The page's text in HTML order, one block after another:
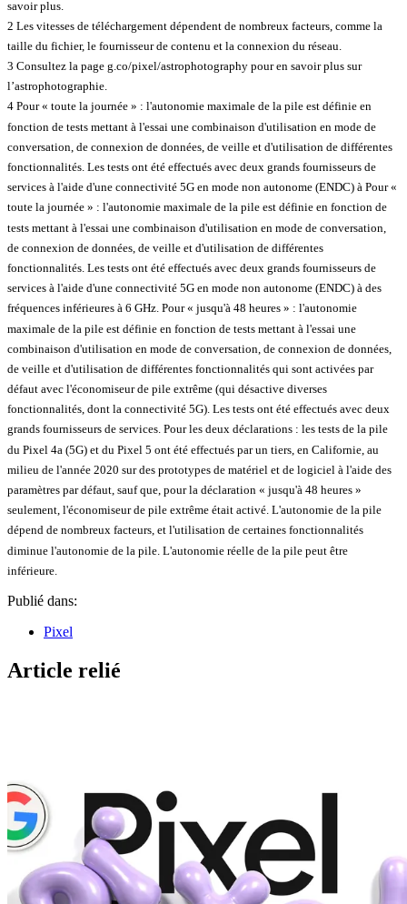
savoir plus.
2 Les vitesses de téléchargement dépendent de nombreux facteurs, comme la
taille du fichier, le fournisseur de contenu et la connexion du réseau.
3 Consultez la page g.co/pixel/astrophotography pour en savoir plus sur
l’astrophotographie.
4 Pour « toute la journée » : l'autonomie maximale de la pile est définie en
fonction de tests mettant à l'essai une combinaison d'utilisation en mode de
conversation, de connexion de données, de veille et d'utilisation de différentes
fonctionnalités. Les tests ont été effectués avec deux grands fournisseurs de
services à l'aide d'une connectivité 5G en mode non autonome (ENDC) à Pour «
toute la journée » : l'autonomie maximale de la pile est définie en fonction de
tests mettant à l'essai une combinaison d'utilisation en mode de conversation,
de connexion de données, de veille et d'utilisation de différentes
fonctionnalités. Les tests ont été effectués avec deux grands fournisseurs de
services à l'aide d'une connectivité 5G en mode non autonome (ENDC) à des
fréquences inférieures à 6 GHz. Pour « jusqu'à 48 heures » : l'autonomie
maximale de la pile est définie en fonction de tests mettant à l'essai une
combinaison d'utilisation en mode de conversation, de connexion de données,
de veille et d'utilisation de différentes fonctionnalités qui sont activées par
défaut avec l'économiseur de pile extrême (qui désactive diverses
fonctionnalités, dont la connectivité 5G). Les tests ont été effectués avec deux
grands fournisseurs de services. Pour les deux déclarations : les tests de la pile
du Pixel 4a (5G) et du Pixel 5 ont été effectués par un tiers, en Californie, au
milieu de l'année 2020 sur des prototypes de matériel et de logiciel à l'aide des
paramètres par défaut, sauf que, pour la déclaration « jusqu'à 48 heures »
seulement, l'économiseur de pile extrême était activé. L'autonomie de la pile
dépend de nombreux facteurs, et l'utilisation de certaines fonctionnalités
diminue l'autonomie de la pile. L'autonomie réelle de la pile peut être
inférieure.
Publié dans:
Pixel
Article relié